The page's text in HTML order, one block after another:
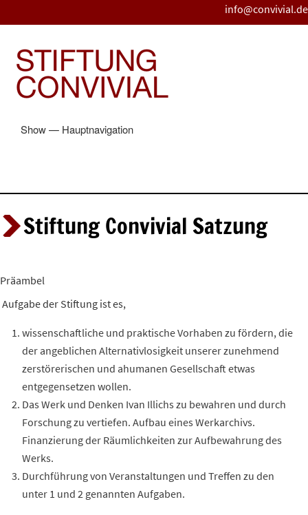
zum
info@convivial.de
Hauptnavigation
Show — Hauptnavigation
Stiftung Convivial Satzung
Präambel
Aufgabe der Stiftung ist es,
wissenschaftliche und praktischeVorhaben zu fördern, die
der angeblichen Alternativlosigkeit unserer zunehmend
zerstörerischen und ahumanen Gesellschaft etwas
entgegensetzen wollen.
Das Werk und Denken Ivan Illichs zu bewahren und durch
Forschung zu vertiefen. Aufbau eines Werkarchivs.
Finanzierung der Räumlichkeiten zur Aufbewahrung des
Werks.
Durchführung von Veranstaltungen und Treffen zu den
unter 1 und 2 genannten Aufgaben.